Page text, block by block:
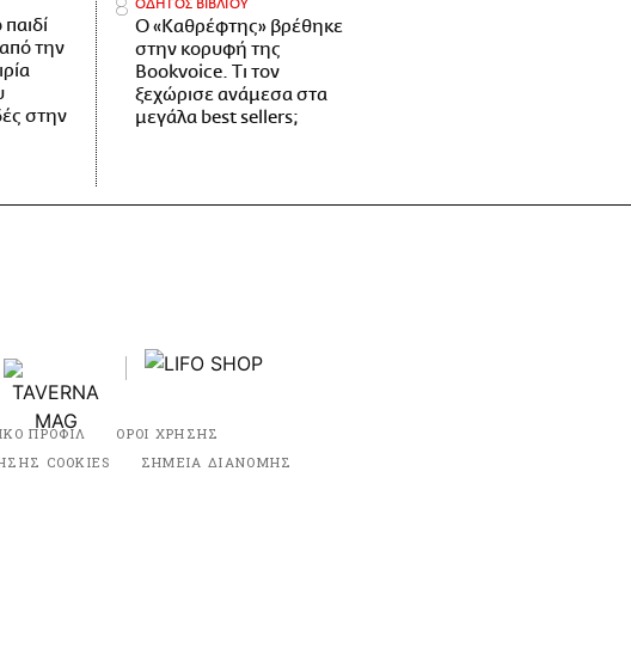
την
στην
ΟΔΗΓΟΣ ΒΙΒΛΙΟΥ
Ο «Καθρέφτης» βρέθηκε
στην κορυφή της
Bookvoice. Τι τον
ξεχώρισε ανάμεσα στα
μεγάλα best sellers;
ΠΡΟΦΙΛ
ΟΡΟΙ ΧΡΗΣΗΣ
COOKIES
ΣΗΜΕΙΑ ΔΙΑΝΟΜΗΣ